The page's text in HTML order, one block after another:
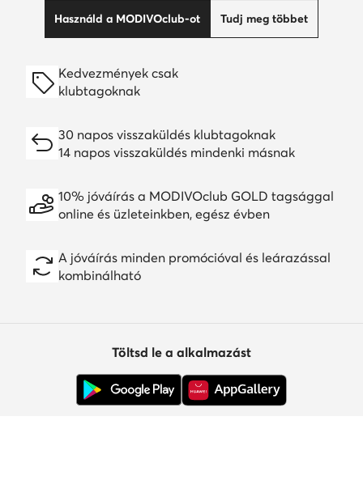
Használd a MODIVOclub-ot Tudj meg többet
Kedvezmények csak
klubtagoknak
30 napos visszaküldés klubtagoknak
14 napos visszaküldés mindenki másnak
10% jóváírás a MODIVOclub GOLD tagsággal
online és üzleteinkben, egész évben
A jóváírás minden promócióval és leárazással
kombinálható
Töltsd le a alkalmazást